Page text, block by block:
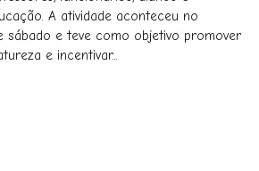
A atividade aconteceu no
sábado e teve como objetivo promover
e incentivar...